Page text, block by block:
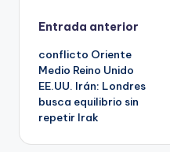
Navegación
de
entradas
Entrada anterior
conflicto Oriente
Medio Reino Unido
EE.UU. Irán: Londres
busca equilibrio sin
repetir Irak